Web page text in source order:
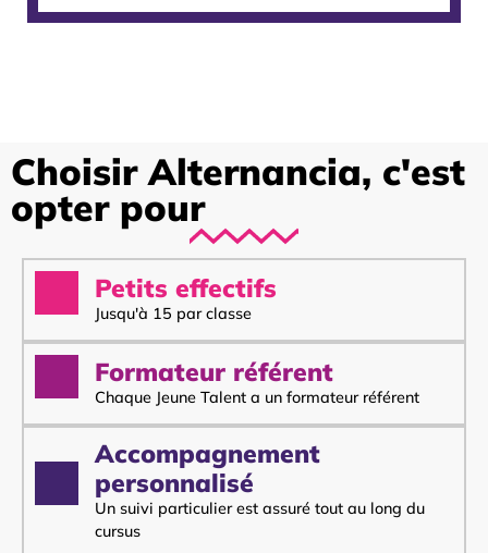
Choisir Alternancia, c'est
opter pour
Petits effectifs
Jusqu'à 15 par classe
Formateur référent
Chaque Jeune Talent a un formateur référent
Accompagnement
personnalisé
Un suivi particulier est assuré tout au long du
cursus